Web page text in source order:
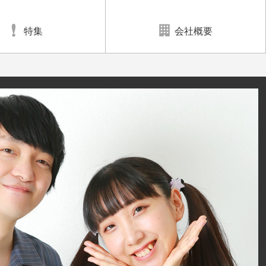
特集 会社概要